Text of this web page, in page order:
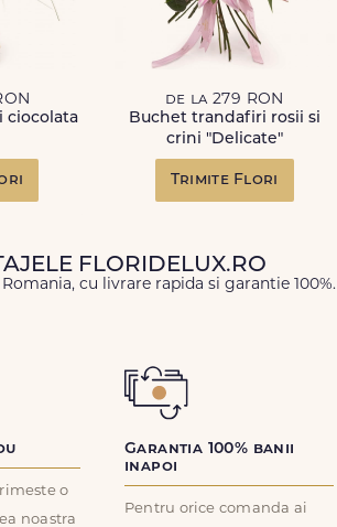
ciocolata
de la 279 RON
Buchet trandafiri rosii si
crini "Delicate"
Trimite Flori
FLORIDELUX.RO
cu livrare rapida si garantie 100%.
o
noastra
Garantia 100% banii
inapoi
Pentru orice comanda ai